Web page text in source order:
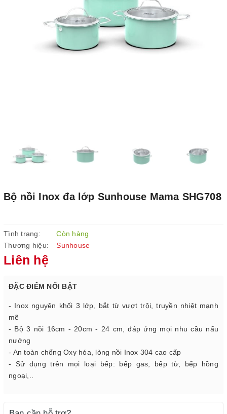
Bộ nồi Inox đa lớp Sunhouse Mama SHG708
Tình trạng:
Còn hàng
Thương hiệu:
Sunhouse
Liên hệ
ĐẶC ĐIỂM NỔI BẬT
- Inox nguyên khối 3 lớp, bắt từ vượt trội, truyền nhiệt mạnh
mẽ
- Bộ 3 nồi 16cm - 20cm - 24 cm, đáp ứng mọi nhu cầu nấu
nướng
- An toàn chống Oxy hóa, lòng nồi Inox 304 cao cấp
- Sử dụng trên mọi loại bếp: bếp gas, bếp từ, bếp hồng
ngoại,..